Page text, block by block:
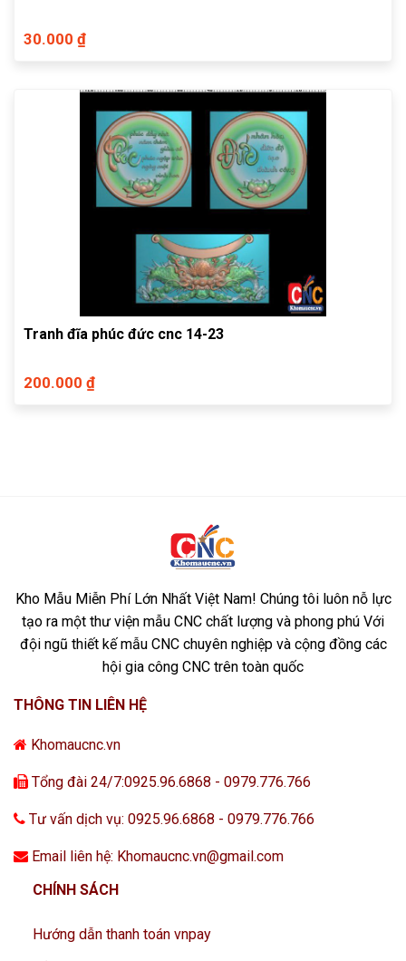
30.000 ₫
Tranh đĩa phúc đức cnc 14-23
200.000 ₫
Kho Mẫu Miễn Phí Lớn Nhất Việt Nam! Chúng tôi luôn nỗ lực
tạo ra một thư viện mẫu CNC chất lượng và phong phú Với
đội ngũ thiết kế mẫu CNC chuyên nghiệp và cộng đồng các
hội gia công CNC trên toàn quốc
THÔNG TIN LIÊN HỆ
Khomaucnc.vn
Tổng đài 24/7:0925.96.6868 - 0979.776.766
Tư vấn dịch vụ: 0925.96.6868 - 0979.776.766
Email liên hệ: Khomaucnc.vn@gmail.com
CHÍNH SÁCH
Hướng dẫn thanh toán vnpay